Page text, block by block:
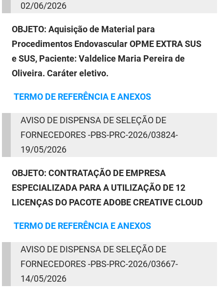
02/06/2026
OBJETO: Aquisição de Material para
Procedimentos Endovascular OPME EXTRA SUS
e SUS, Paciente: Valdelice Maria Pereira de
Oliveira. Caráter eletivo.
TERMO DE REFERÊNCIA E ANEXOS
AVISO DE DISPENSA DESELEÇÃO DE
FORNECEDORES -PBS-PRC-2026/03824-
19/05/2026
OBJETO: CONTRATAÇÃO DE EMPRESA
ESPECIALIZADA PARA A UTILIZAÇÃO DE 12
LICENÇAS DO PACOTE ADOBE CREATIVE CLOUD
TERMO DE REFERÊNCIA E ANEXOS
AVISO DE DISPENSA DESELEÇÃO DE
FORNECEDORES -PBS-PRC-2026/03667-
14/05/2026